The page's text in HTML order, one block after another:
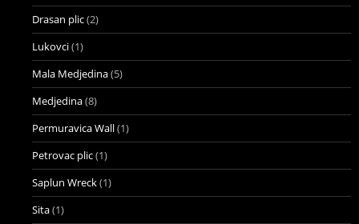
Drasan plic(2)
Lukovci(1)
Mala Medjedina(5)
Medjedina(8)
Permuravica Wall(1)
Petrovac plic(1)
Saplun Wreck(1)
Sita(1)